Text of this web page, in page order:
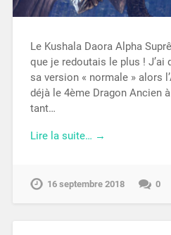
Le Kushala Daora Alpha
que je redoutais le plus ! J’ai
sa version « normale » alors
déjà le 4ème Dragon Ancien
tant…
Lire la suite… →
16 septembre 2018 0